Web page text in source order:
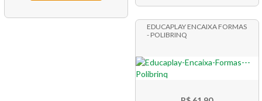
EDUCAPLAY ENCAIXA FORMAS
- POLIBRINQ